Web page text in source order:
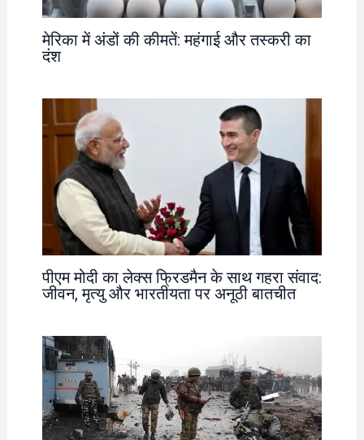
मेरिका में अंडों की कीमतें: महंगाई और तस्करी का
दंश
पीएम मोदी का लेक्स फ्रिडमैन के साथ गहरा संवाद:
जीवन, मृत्यु और भारतीयता पर अनूठी बातचीत